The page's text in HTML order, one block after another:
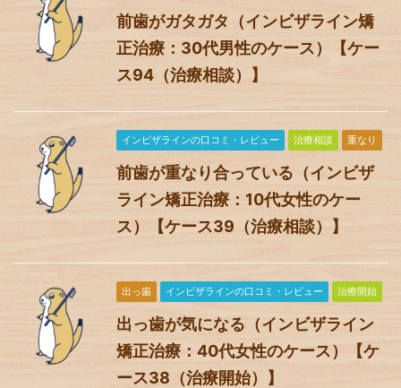
前歯がガタガタ（インビザライン矯
正治療：30代男性のケース）【ケー
ス94（治療相談）】
インビザラインの口コミ・レビュー 治療相談 重なり
前歯が重なり合っている（インビザ
ライン矯正治療：10代女性のケー
ス）【ケース39（治療相談）】
出っ歯 インビザラインの口コミ・レビュー 治療開始
出っ歯が気になる（インビザライン
矯正治療：40代女性のケース）【ケ
ース38（治療開始）】